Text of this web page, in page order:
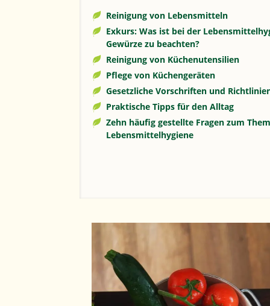
Reinigung von Lebensmitteln
Exkurs: Was ist bei der
Gewürze zu beachten?
Reinigung von Küchenutensilien
Pflege von Küchengeräten
Gesetzliche Vorschriften und
Praktische Tipps für den Alltag
Zehn häufig gestellte Fragen zum
Lebensmittelhygiene